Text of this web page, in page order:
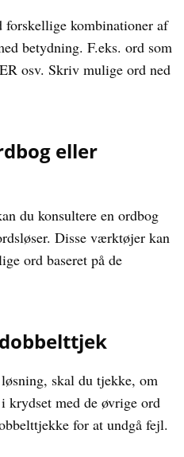
forskellige kombinationer af
betydning. F.eks. ord som
osv. Skriv mulige ord ned
eller
du konsultere en ordbog
Disse værktøjer kan
ord baseret på de
skal du tjekke, om
krydset med de øvrige ord
for at undgå fejl.